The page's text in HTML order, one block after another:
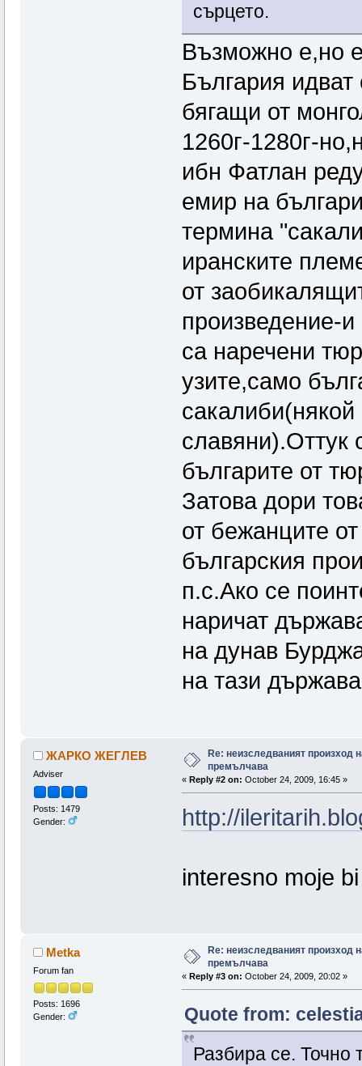
сърцето.
Възможно е,но
България идват
бягащи от
1260г-1280г-
ибн Фатлан
емир на
термина
иранските
от
произведение-
са наречени
узите,само
сакалиби(някой
славяни).Оттук
българите от
Затова дори
от бежанците
българския
п.с.Ако се
наричат
на дунав
на тази
ЖАРКО ЖЕГЛЕВ
Adviser
Posts: 1479
Gender:
Re: неизследваният произход
премълчава
« Reply #2 on: October 24, 2009, 16:45 »
http://
interesno moje
Metka
Forum fan
Posts: 1696
Gender:
Re: неизследваният произход
премълчава
« Reply #3 on: October 24, 2009, 20:02 »
Quote from:
Разбира се. Точно